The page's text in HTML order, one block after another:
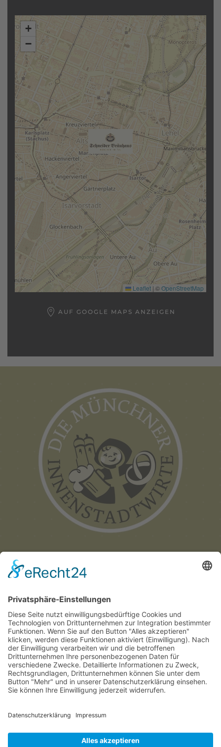
+
−
Leaflet | ©OpenStreetMap
AUF GOOGLE MAPS ANZEIGEN
Münchner
Innenstadtwirte e.V.
C/O CITYPARTNER MÜNCHEN
HERZOG-WILHELM-STRASSE 15
D-80331 MÜNCHEN
TEL. +49 (0) 89 122 280 780
© 2025 Münchner Innenstadtwirte e.V.